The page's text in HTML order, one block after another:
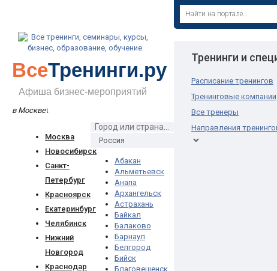
ВсеТренинги.ру
Афиша бизнес-мероприятий
в Москве↓
Москва
Новосибирск
Санкт-
Петербург
Красноярск
Екатеринбург
Челябинск
Нижний
Новгород
Краснодар
Абакан
Альметьевск
Анапа
Архангельск
Астрахань
Байкал
Балаково
Барнаул
Белгород
Бийск
Благовещенск
Тренинги и
Расписание тренингов
Тренинговые компании
Все тренеры
Направления